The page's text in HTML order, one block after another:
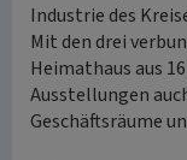
Industrie des
Mit den drei
Heimathaus aus
Ausstellungen
Geschäftsräume